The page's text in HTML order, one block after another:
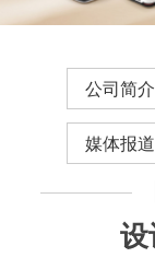
公司简介
媒体报道
设